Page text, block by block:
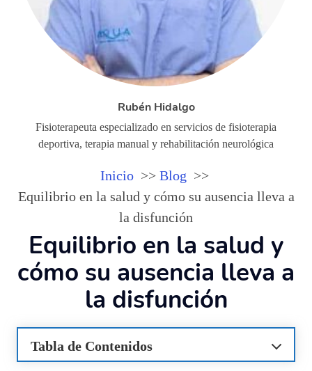
Rubén Hidalgo
Fisioterapeuta especializado en servicios de fisioterapia
deportiva, terapia manual y rehabilitación neurológica
Inicio
Blog
Equilibrio en la salud y cómo su ausencia lleva a
la disfunción
Equilibrio en la salud y
cómo su ausencia lleva a
la disfunción
Tabla de Contenidos